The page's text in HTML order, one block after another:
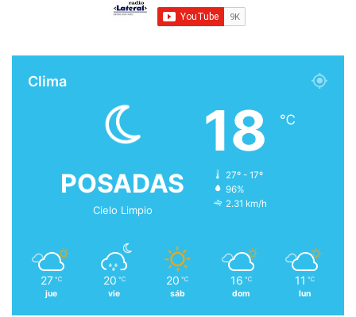
Clima
POSADAS
Cielo Limpio
18 ℃
27º - 17º
96%
2.31 km/h
27 ℃
jue
20 ℃
vie
20 ℃
sáb
16 ℃
dom
11 ℃
lun